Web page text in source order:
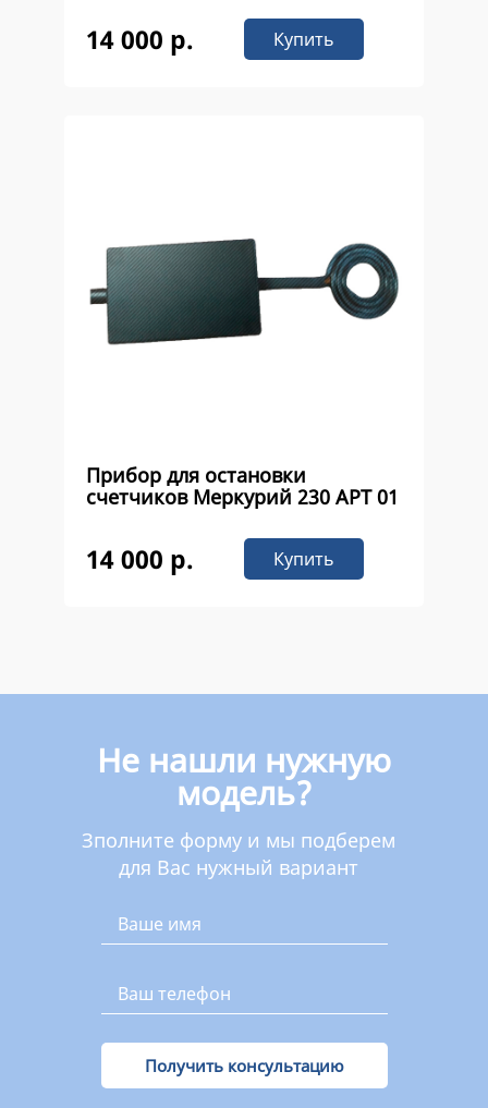
14 000 р. Купить
Прибор для остановки
счетчиков Меркурий 230 APT 01
14 000 р. Купить
Не нашли нужную
модель?
Зполните форму и мы подберем
для Вас нужный вариант
Получить консультацию